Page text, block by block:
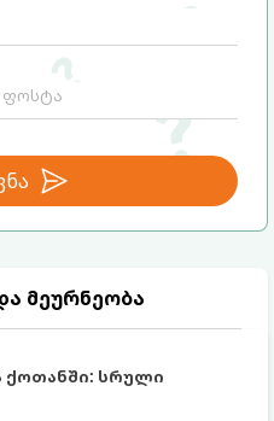
მეურნეობა
ქოთანში: სრული